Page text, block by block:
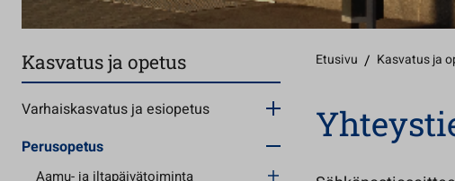
Kasvatus ja opetus
Varhaiskasvatus ja esiopetus
Perusopetus
Aamu- ja iltapäivätoiminta
Etusivu / Kasvatus ja